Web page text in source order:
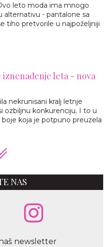
leto moda ima mnogo
alternativu - pantalone sa
tiho pretvorile u najpoželjniji
leta - nova
nekrunisani kralj letnje
ozbiljnu konkurenciju. I to u
boje koja je potpuno preuzela
NAS
newsletter